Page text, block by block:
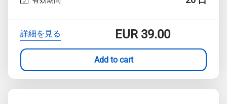
詳細を見る EUR39.00
Add to cart